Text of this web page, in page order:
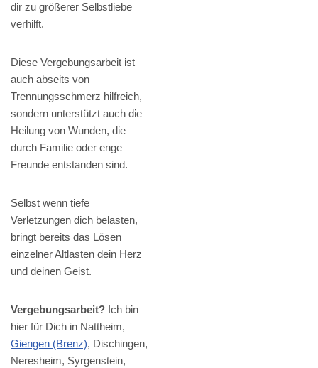
dir zu größerer Selbstliebe
verhilft.
Diese Vergebungsarbeit ist
auch abseits von
Trennungsschmerz hilfreich,
sondern unterstützt auch die
Heilung von Wunden, die
durch Familie oder enge
Freunde entstanden sind.
Selbst wenn tiefe
Verletzungen dich belasten,
bringt bereits das Lösen
einzelner Altlasten dein Herz
und deinen Geist.
Vergebungsarbeit? Ich bin
hier für Dich in Nattheim,
Giengen (Brenz), Dischingen,
Neresheim, Syrgenstein,